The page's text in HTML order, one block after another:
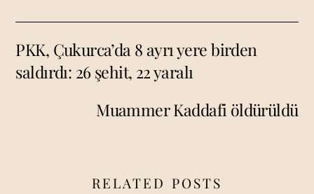
PKK, Çukurca’da 8 ayrı yere birden
saldırdı: 26 şehit, 22 yaralı
Muammer Kaddafi öldürüldü
RELATED POSTS